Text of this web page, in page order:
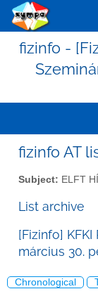
fizinfo -
fizinfo AT
Subject: ELFT
List archive
[Fizinfo] KFKI
március 30.
Chronological